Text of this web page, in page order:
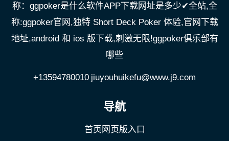
称：ggpoker是什么软件APP下载网址是多少✔全站,全
称:ggpoker官网,独特 Short Deck Poker 体验,官网下载
地址,android 和 ios 版下载,刺激无限!ggpoker俱乐部有
哪些
+13594780010 jiuyouhuikefu@www.j9.com
导航
首页网页版入口